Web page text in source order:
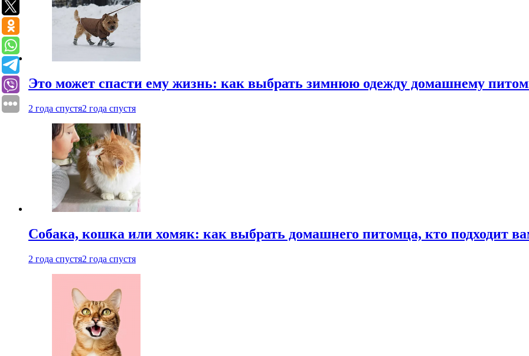
Это может спасти ему жизнь: как выбрать зимнюю одежду домашнему
2 года спустя2 года спустя
Собака, кошка или хомяк: как выбрать домашнего питомца, кто подходит
2 года спустя2 года спустя